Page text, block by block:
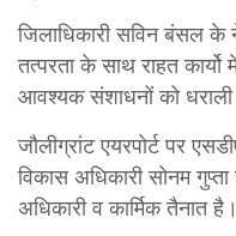
जिलाधिकारी सविन बंसल के
तत्परता के साथ राहत
आवश्यक संशाधनों को धराली
जौलीग्रांट एयरपोर्ट पर
विकास अधिकारी सोनम
अधिकारी व कार्मिक तैनात है।